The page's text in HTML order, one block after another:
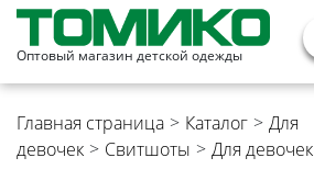
Оптовый магазин детской одежды
Главная страница > Каталог > Для
девочек > Свитшоты > Для девочек